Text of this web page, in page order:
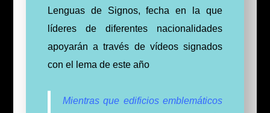
Lenguas de Signos, fecha en la que
líderes de diferentes nacionalidades
apoyarán a través de vídeos signados
con el lema de este año
Mientras que edificios emblemáticos